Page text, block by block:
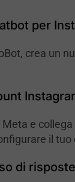
per
crea un
e
il tuo
di